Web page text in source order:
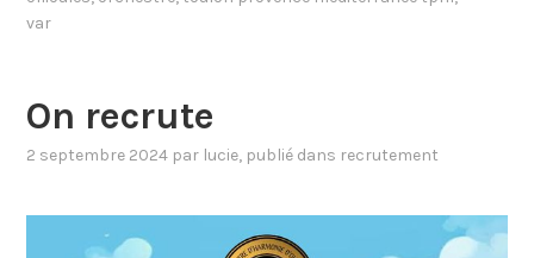
var
On recrute
2 septembre 2024 par lucie, publié dans recrutement